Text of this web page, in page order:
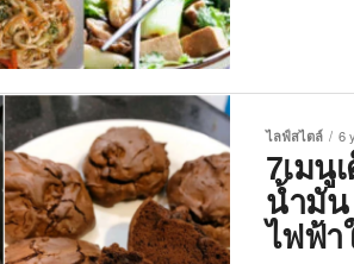
ข้าวกล้อ
ไลฟ์สไตล์ 6
7เมนู
น้ำมัน
ไฟฟ้า